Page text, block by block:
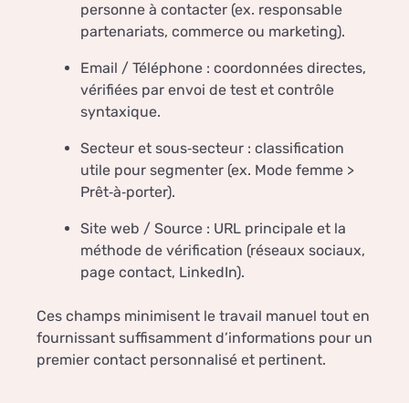
personne à contacter (ex. responsable
partenariats, commerce ou marketing).
Email / Téléphone : coordonnées directes,
vérifiées par envoi de test et contrôle
syntaxique.
Secteur et sous‑secteur : classification
utile pour segmenter (ex. Mode femme >
Prêt‑à‑porter).
Site web / Source : URL principale et la
méthode de vérification (réseaux sociaux,
page contact, LinkedIn).
Ces champs minimisent le travail manuel tout en
fournissant suffisamment d’informations pour un
premier contact personnalisé et pertinent.